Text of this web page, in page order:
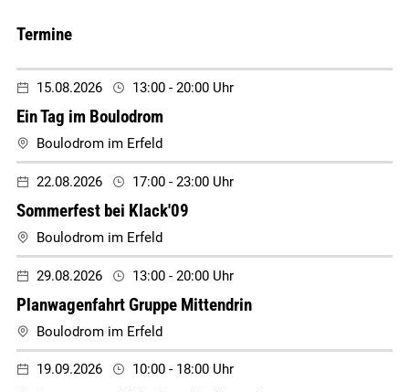
Termine
15.08.2026 13:00 - 20:00 Uhr
Ein Tag im Boulodrom
Boulodrom im Erfeld
22.08.2026 17:00 - 23:00 Uhr
Sommerfest bei Klack'09
Boulodrom im Erfeld
29.08.2026 13:00 - 20:00 Uhr
Planwagenfahrt Gruppe Mittendrin
Boulodrom im Erfeld
19.09.2026 10:00 - 18:00 Uhr